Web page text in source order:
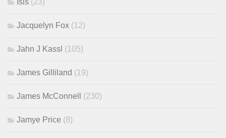
Jacquelyn Fox (12)
Jahn J Kassl (105)
James Gilliland (19)
James McConnell (230)
Jamye Price (8)